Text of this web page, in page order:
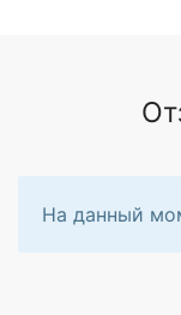
На данный